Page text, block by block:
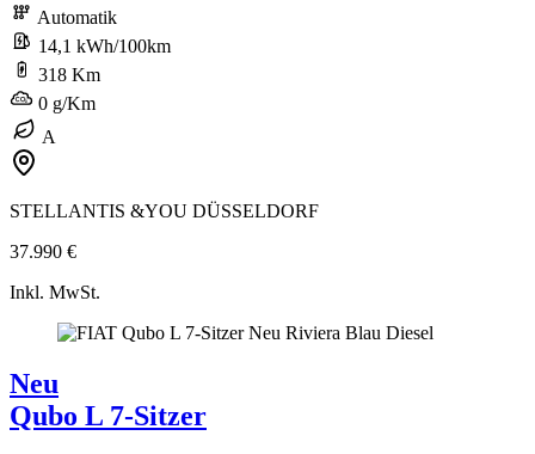
Automatik
14,1 kWh/100km
318 Km
0 g/Km
A
STELLANTIS &YOU DÜSSELDORF
37.990 €
Inkl. MwSt.
Neu
Qubo L 7-Sitzer